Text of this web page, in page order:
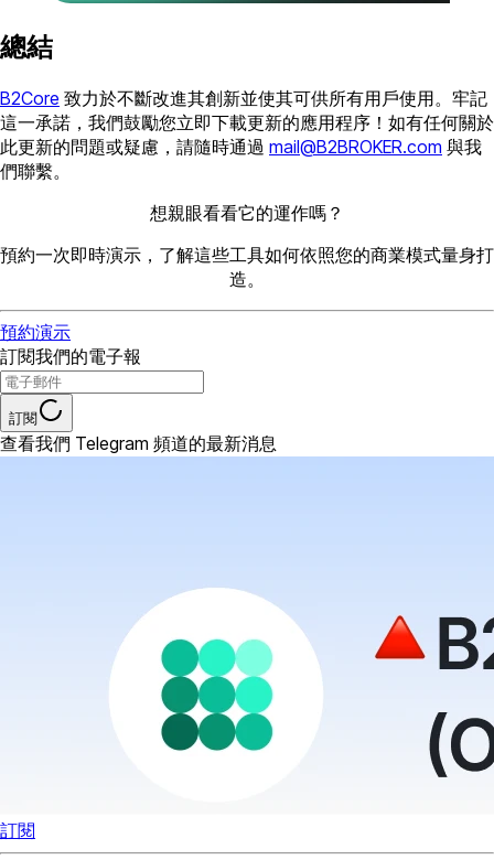
總結
B2Core 致力於不斷改進其創新並使其可供所有用戶使用。牢記
這一承諾，我們鼓勵您立即下載更新的應用程序！如有任何關於
此更新的問題或疑慮，請隨時通過 mail@B2BROKER.com 與我
們聯繫。
想親眼看看它的運作嗎？
預約一次即時演示，了解這些工具如何依照您的商業模式量身打
造。
預約演示
訂閱我們的電子報
訂閱
查看我們 Telegram 頻道的最新消息
訂閱